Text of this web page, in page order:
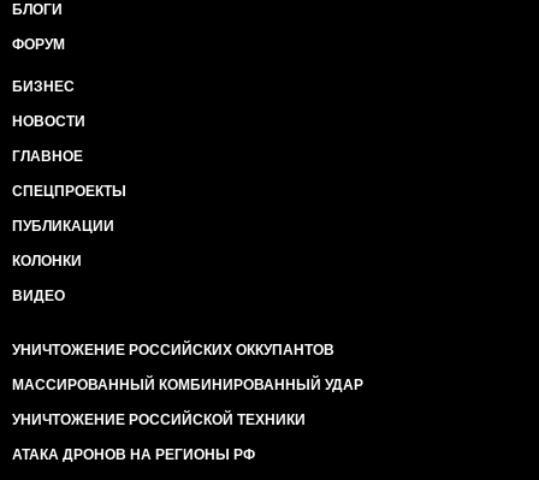
БЛОГИ
ФОРУМ
БИЗНЕС
НОВОСТИ
ГЛАВНОЕ
СПЕЦПРОЕКТЫ
ПУБЛИКАЦИИ
КОЛОНКИ
ВИДЕО
УНИЧТОЖЕНИЕ РОССИЙСКИХ ОККУПАНТОВ
МАССИРОВАННЫЙ КОМБИНИРОВАННЫЙ УДАР
УНИЧТОЖЕНИЕ РОССИЙСКОЙ ТЕХНИКИ
АТАКА ДРОНОВ НА РЕГИОНЫ РФ